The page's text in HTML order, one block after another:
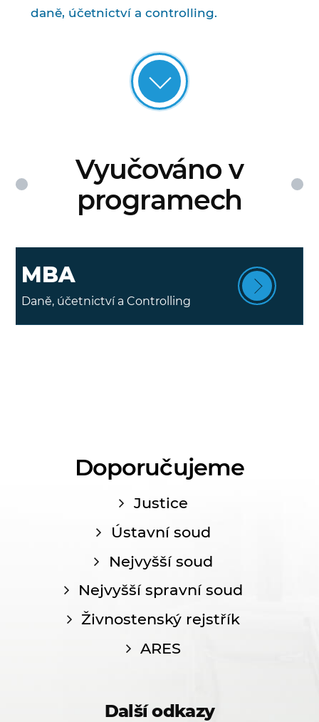
daně, účetnictví a controlling.
Vyučováno v
programech
MBA
Daně, účetnictví a Controlling
Doporučujeme
Justice
Ústavní soud
Nejvyšší soud
Nejvyšší spravní soud
Živnostenský rejstřík
ARES
Další odkazy